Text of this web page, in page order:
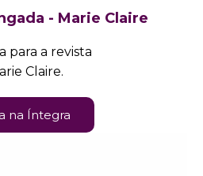
- Marie Claire
para a revista
Claire.
na Íntegra